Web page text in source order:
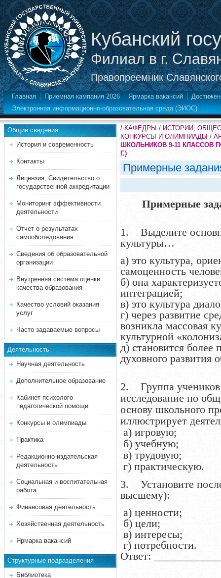
Кубанский
Филиал в г.
Правопреемник
Главная Приемная кампания 2026 Ярмарка вакансий
Электронная информационно-образовательная среда (ЭИОС)
Общие сведения
История и современность
Контакты
Лицензия, Свидетельство о
государственной аккредитации
Мониторинг эффективности
деятельности
Отчет о результатах
самообследования
Сведения об образовательной
организации
Внутренняя система оценки
качества образования
Качество условий оказания
услуг
Часто задаваемые вопросы
Деятельность
Научная деятельность
Дополнительное образование
Кабинет психолого-
педагогической помощи
Конкурсы и олимпиады
Практика
Редакционно-издательская
деятельность
Социальная и воспитательная
работа
Финансовая деятельность
Хозяйственная деятельность
Ярмарка вакансий
Структурные подразделения
Библиотека
/ КАФЕДРЫ / ИСТОРИИ,
КОНКУРСЫ И ОЛИМПИАДЫ /
ШКОЛЬНИКОВ 9-11 КЛАССОВ
Г.)
Примерные
Примерные
1. Выделите
культуры…
а) это культура,
самоценность
б) она
интеграцией;
в) это культура
г) через развитие
возникла массовая
культурной
д) становится более
духовного развития
2. Группа учеников
исследование по
основу школьного
иллюстрирует
а) игровую;
б) учебную;
в) трудовую;
г) практическую.
3. Установите
высшему):
а) ценности;
б) цели;
в) интересы;
г) потребности.
Ответ: